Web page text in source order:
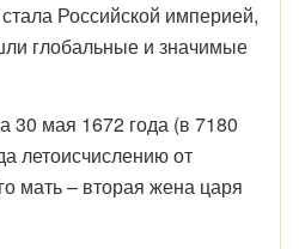
Российской империей,
глобальные и значимые
30 мая 1672 года (в 7180
летоисчислению от
мать – вторая жена царя